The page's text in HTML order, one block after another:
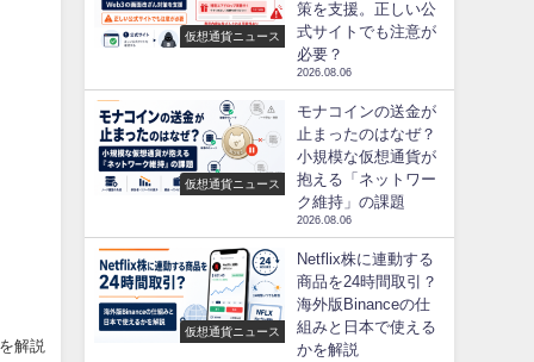
解説
仮想通貨ニュース
策を支援。正しい公
式サイトでも注意が
必要？
2026.08.06
仮想通貨ニュース
モナコインの送金が
止まったのはなぜ？
小規模な仮想通貨が
抱える「ネットワー
ク維持」の課題
2026.08.06
仮想通貨ニュース
Netflix株に連動する
商品を24時間取引？
海外版Binanceの仕
組みと日本で使える
かを解説